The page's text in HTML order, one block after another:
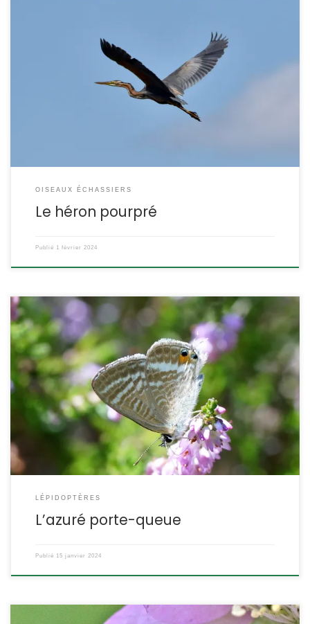
Moins courant que le héron cendré, le héron pourpré est plus petit
et plus coloré. Il est migrateur et niche en colonies dans des
roselières bordant des étangs peu profonds. Ardea purpurea
Linné, 1766. POSITION SYSTÉMATIQUE : Vertébré, Oiseau (Aves),
Neoaves, Pelicaniforme Famille des Ardeidae. ETYMOLOGIE : Le
OISEAUX ÉCHASSIERS
Le héron pourpré
Publié 1 février 2024
Un azuré migrateur qui effectue plusieurs générations au cours
de ses migrations. Ceux qui restent dans les régions chaudes ne
semblent pas connaître de diapause. Les chenilles se
développent sur les Fabacées. Lampides boeticus Linnaeus,1767.
POSITION SYSTÉMATIQUE : Insecte, Lépidoptère, Rhopalocère
Famille des Lycaenidae, sous-famille des Polyommatinae.
ETYMOLOGIE : Le nom de genre Lampides, […]
LÉPIDOPTÈRES
L’azuré porte-queue
Publié 15 janvier 2024